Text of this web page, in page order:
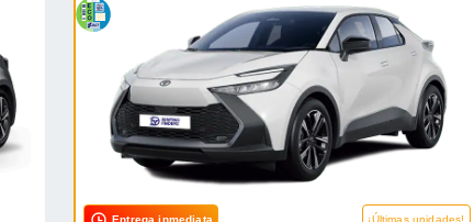
Entrega inmediata ¡Últimas unidades!